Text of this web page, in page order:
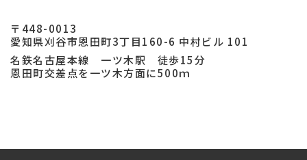
〒448-0013
愛知県刈谷市恩田町3丁目160-6 中村ビル 101
名鉄名古屋本線 一ツ木駅 徒歩15分
恩田町交差点を一ツ木方面に500ｍ